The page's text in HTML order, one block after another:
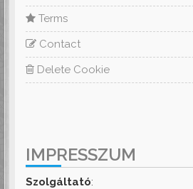
Terms
Contact
Delete Cookie
IMPRESSZUM
Szolgáltató: